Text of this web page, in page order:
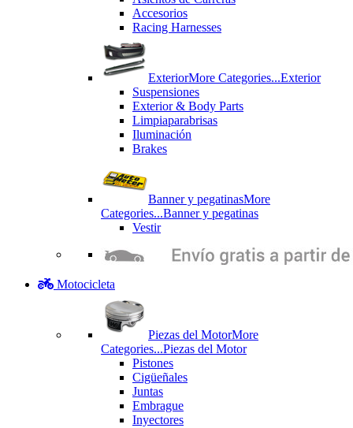
Accesorios
Racing Harnesses
ExteriorMore Categories...Exterior
Suspensiones
Exterior & Body Parts
Limpiaparabrisas
Iluminación
Brakes
Banner y pegatinasMore
Categories...Banner y pegatinas
Vestir
Motocicleta
Piezas del MotorMore
Categories...Piezas del Motor
Pistones
Cigüeñales
Juntas
Εmbrague
Inyectores